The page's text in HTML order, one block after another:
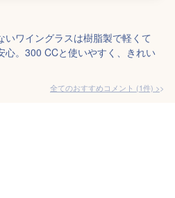
いワイングラスは樹脂製で軽くて
心。300 CCと使いやすく、きれい
全てのおすすめコメント (1件) >